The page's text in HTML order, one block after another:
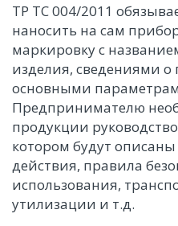
ТР ТС 004/2011
наносить на сам
маркировку с
изделия, сведениями о
основными
Предпринимателю
продукции
котором будут
действия, правила
использования,
утилизации и т.д.